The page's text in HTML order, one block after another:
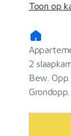
Toon op
2
Bew.